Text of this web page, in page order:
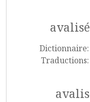
Dictionnaire:
Traductions: